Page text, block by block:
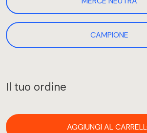
CAMPIONE
Il tuo ordine
AGGIUNGI AL